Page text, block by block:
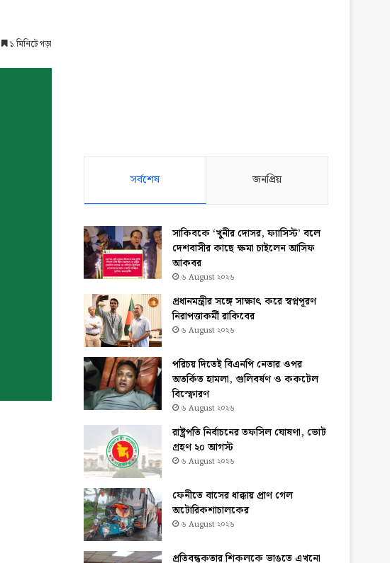
১ মিনিটে পড়া
সর্বশেষ জনপ্রিয়
সাকিবকে ‘খুনীর দোসর, ফ্যাসিস্ট’ বলে
দেশবাসীর কাছে ক্ষমা চাইলেন আসিফ
আকবর
৬ August ২০২৬
প্রধানমন্ত্রীর সঙ্গে সাক্ষাৎ করে স্বপ্নপূরণ
নিরাপত্তাকর্মী রাকিবের
৬ August ২০২৬
পরিচয় দিতেই বিএনপি নেতার ওপর
অতর্কিত হামলা, গুলিবর্ষণ ও ককটেল
বিস্ফোরণ
৬ August ২০২৬
রাষ্ট্রপতি নির্বাচনের তফসিল ঘোষণা, ভোট
গ্রহণ ২০ আগস্ট
৬ August ২০২৬
ফেনীতে বাসের ধাক্কায় প্রাণ গেল
অটোরিকশাচালকের
৬ August ২০২৬
প্রতিবন্ধকতার শিকলকে ভাঙতে এখনো